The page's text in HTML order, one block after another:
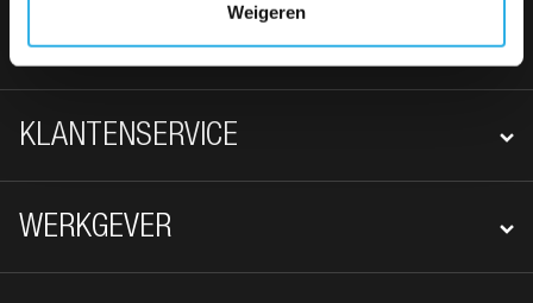
Weigeren
FOOTER NAVIGATIE
WERKNEMER
KLANTENSERVICE
WERKGEVER